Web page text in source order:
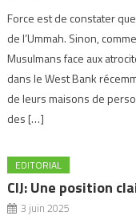
Force est de constater
de l’Ummah. Sinon,
Musulmans face aux
dans le West Bank
de leurs maisons de
des […]
EDITORIAL
CIJ: Une position
3 juin 2025